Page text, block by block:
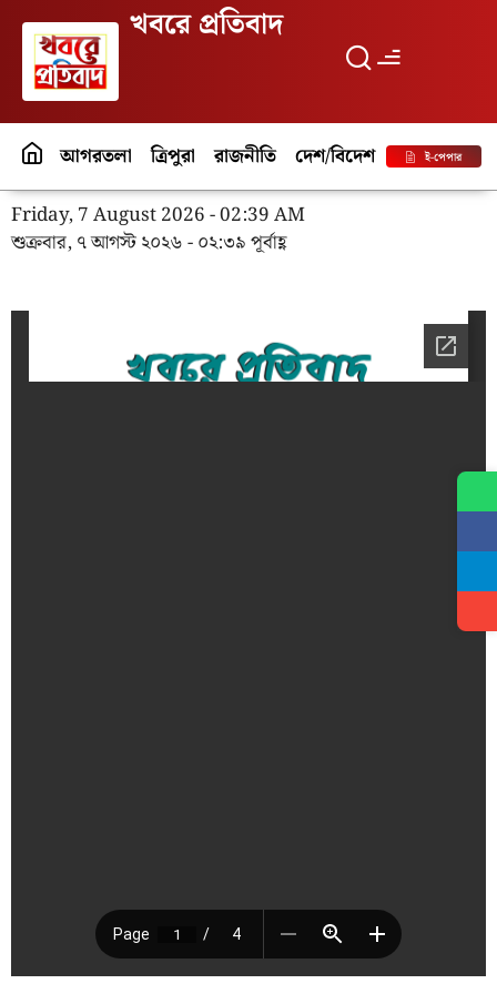
খবরে প্রতিবাদ
আগরতলা ত্রিপুরা রাজনীতি দেশ/বিদেশ পর্যটনই-পেপার
Friday, 7 August 2026 - 02:39 AM
শুক্রবার, ৭ আগস্ট ২০২৬ - ০২:৩৯ পূর্বাহ্ণ